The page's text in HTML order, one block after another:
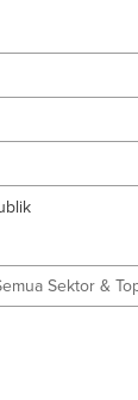
Sektor &